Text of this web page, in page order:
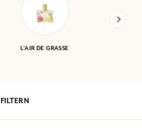
L'AIR DE GRASSE
FILTERN